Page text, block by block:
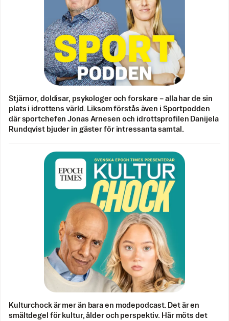
Stjärnor, doldisar, psykologer och forskare – alla har de sin
plats i idrottens värld. Liksom förstås även i Sportpodden
där sportchefen Jonas Arnesen och idrottsprofilen Danijela
Rundqvist bjuder in gäster för intressanta samtal.
Kulturchock är mer än bara en modepodcast. Det är en
smältdegel för kultur, ålder och perspektiv. Här möts det